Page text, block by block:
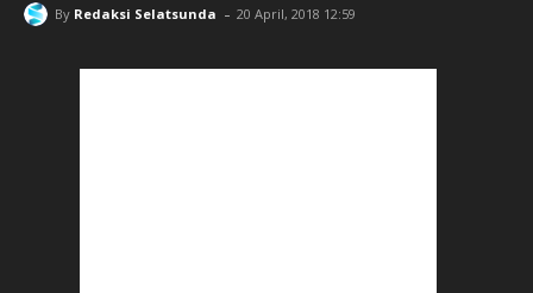
By Redaksi Selatsunda - 20 April, 2018 12:59